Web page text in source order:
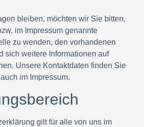
bleiben, möchten wir Sie bitten,
im Impressum genannte
zu wenden, den vorhandenen
sich weitere Informationen auf
Unsere Kontaktdaten finden Sie
im Impressum.
gilt für alle von uns im